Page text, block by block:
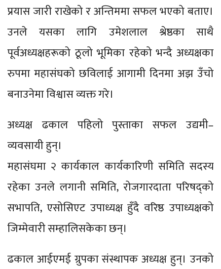
प्रयास जारी राखेको र अन्तिममा सफल भएको बताए।
उनले यसका लागि उमेशलाल श्रेष्ठका साथै
पूर्वअध्यक्षहरूको ठूलो भूमिका रहेको भन्दै अध्यक्षका
रुपमा महासंघको छविलाई आगामी दिनमा अझ उँचो
बनाउनेमा विश्वास व्यक्त गरे।
अध्यक्ष ढकाल पहिलो पुस्ताका सफल उद्यमी–
व्यवसायी हुन्।
महासंघमा २ कार्यकाल कार्यकारिणी समिति सदस्य
रहेका उनले लगानी समिति, रोजगारदाता परिषद्को
सभापति, एसोसिएट उपाध्यक्ष हुँदै वरिष्ठ उपाध्यक्षको
जिम्मेवारी सम्हालिसकेका छन्।
ढकाल आईएमई ग्रुपका संस्थापक अध्यक्ष हुन्। उनको